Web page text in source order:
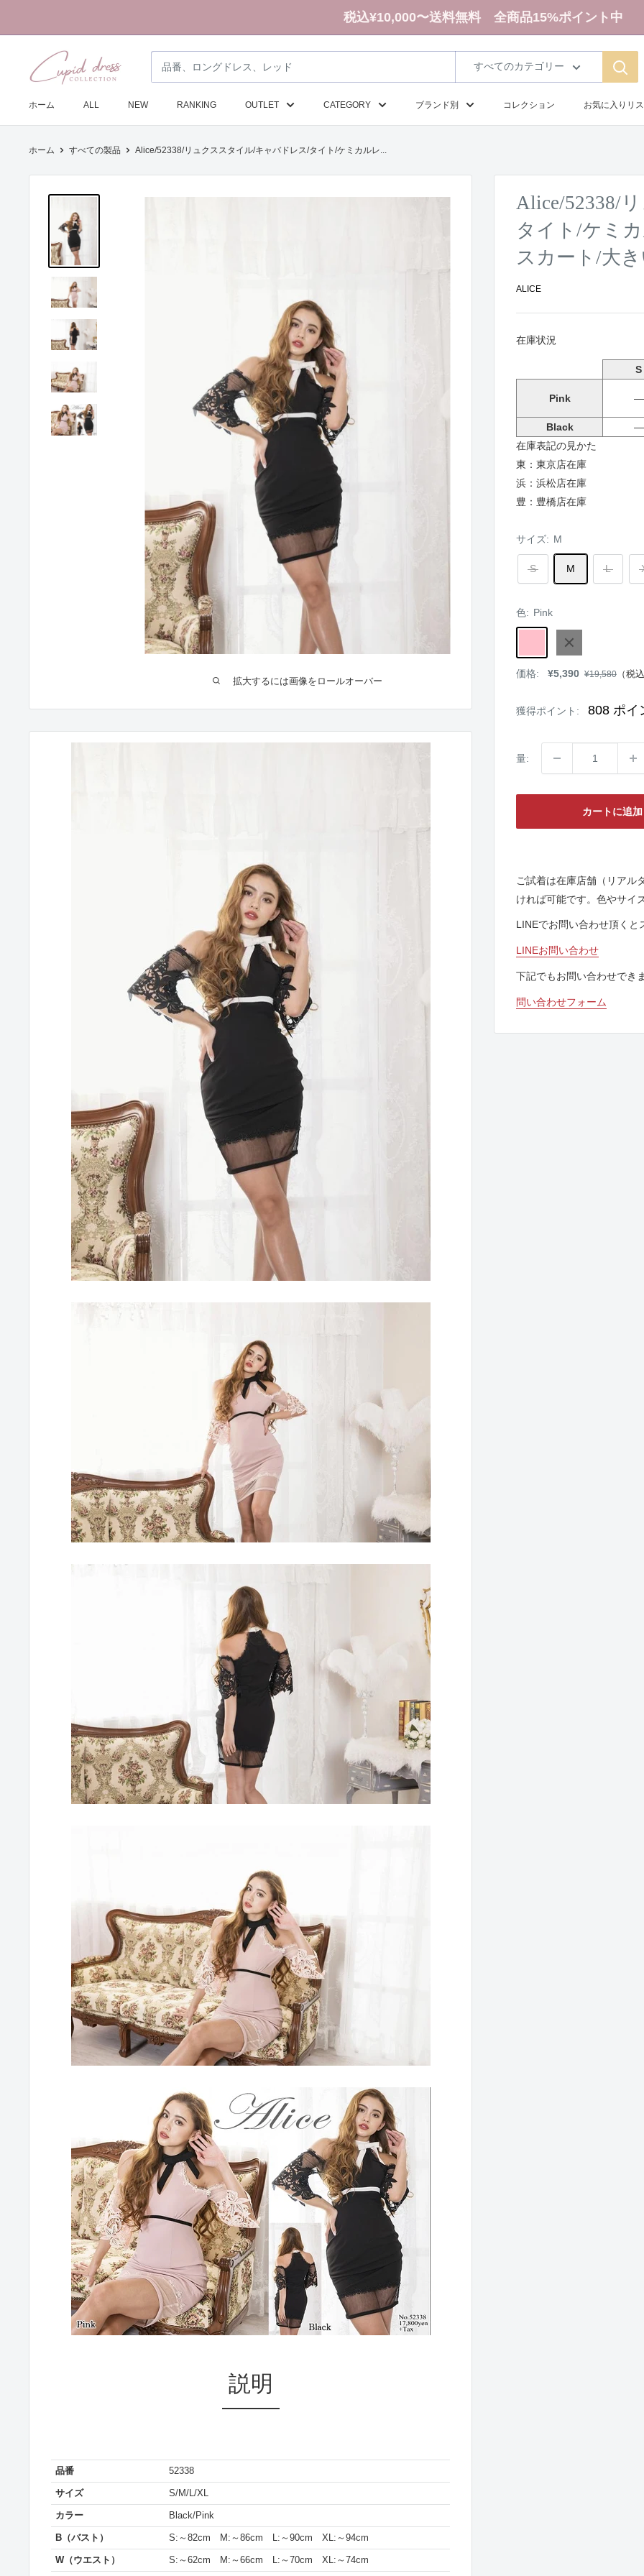
税込¥10,000〜送料無料 全商品15%ポイント中
ピ
ス
すべてのカテゴリー
ホーム ALL NEW RANKING OUTLET CATEGORY ブランド別 コレクション お気に入りリ
ホーム すべての製品 Alice/52338/リュクススタイル/キャバドレス/タイト/ケミカルレ...
拡大するには画像をロールオーバー
Alice/52338/
タイト/ケミ
スカート/大
ALICE
在庫状況
S
Pink ―
Black
―
在庫表記の見かた
東：東京店在庫
浜：浜松店在庫
豊：豊橋店在庫
サイズ: M
S M L
色: Pink
Black
価格:
販
¥5,390 通
¥19,580 （税
獲得ポイント: 808 ポイ
量:
カートに追加
ご試着は在庫店舗（リアル
ければ可能です。色やサイ
LINEでお問い合わせ頂くと
LINEお問い合わせ
下記でもお問い合わせでき
問い合わせフォーム
説明
品番 52338
サイズ S/M/L/XL
カラー Black/Pink
B（バスト） S:～82cm M:～86cm L:～90cm XL:～94cm
W（ウエスト） S:～62cm M:～66cm L:～70cm XL:～74cm